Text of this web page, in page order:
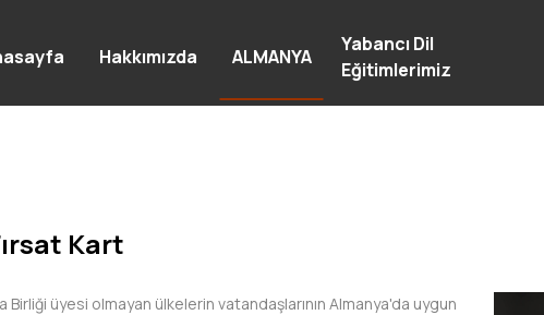
Kart
Birliği üyesi olmayan ülkelerin vatandaşlarının Almanya'da uygun
Hakkımızda ALMANYA
Yabancı Dil
Eğitimlerimiz